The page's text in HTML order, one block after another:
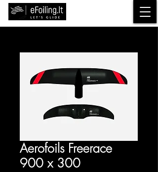
Aerofoils Freerace
900 x 300